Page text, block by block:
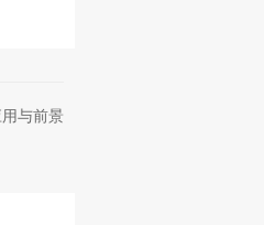
与前景